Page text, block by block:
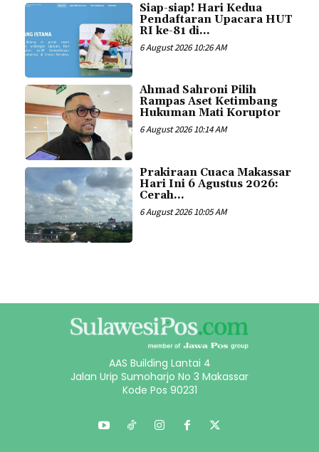
Siap-siap! Hari Kedua
Pendaftaran Upacara HUT
RI ke-81 di...
6 August 2026 10:26 AM
Ahmad Sahroni Pilih
Rampas Aset Ketimbang
Hukuman Mati Koruptor
6 August 2026 10:14 AM
Prakiraan Cuaca Makassar
Hari Ini 6 Agustus 2026:
Cerah...
6 August 2026 10:05 AM
AAS Building Lantai 4
Jalan Urip Sumoharjo No 3 Makassar
Kode Pos 90231